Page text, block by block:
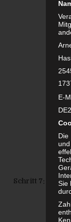
Schritt 7: Faltet
E-
Die
Sie